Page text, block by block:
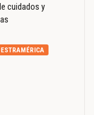
cuidados y